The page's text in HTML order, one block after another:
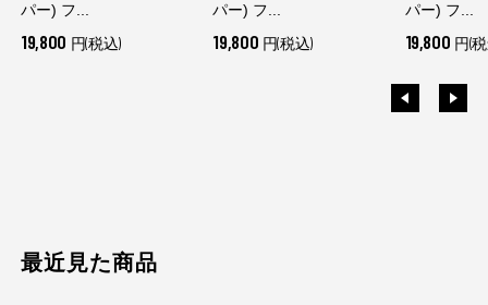
パー) フ...
19,800 円(税込)
パー) フ...
19,800 円(税込)
パー) フ...
19,800 円(
最近見た商品